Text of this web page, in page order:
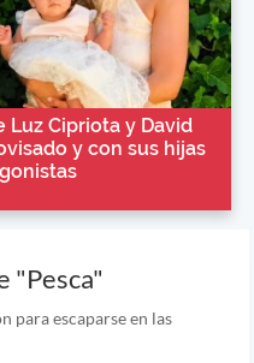
Cipriota y David
y con sus hijas
"Pesca"
para escaparse en las